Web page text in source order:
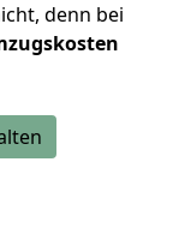
denn bei